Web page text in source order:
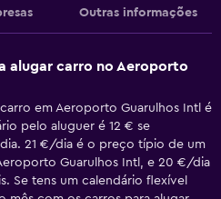
Outras informações
alugar carro no Aeroporto
em Aeroporto Guarulhos Intl é
pelo aluguer é 12 € se
21 €/dia é o preço típio de um
Guarulhos Intl, e 20 €/dia
Se tens um calendário flexível